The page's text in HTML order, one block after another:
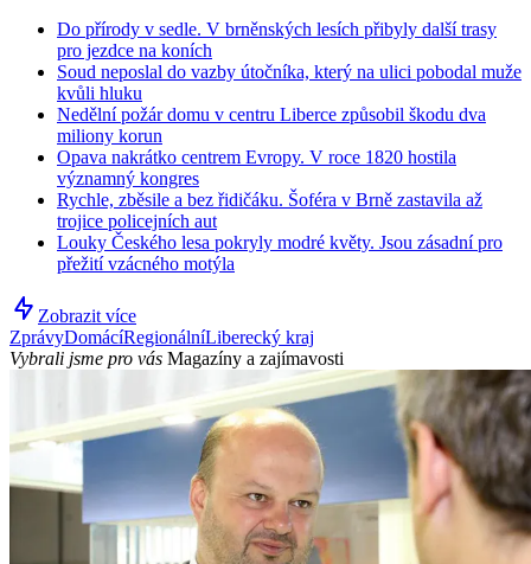
Do přírody v sedle. V brněnských lesích přibyly další trasy
pro jezdce na koních
Soud neposlal do vazby útočníka, který na ulici pobodal muže
kvůli hluku
Nedělní požár domu v centru Liberce způsobil škodu dva
miliony korun
Opava nakrátko centrem Evropy. V roce 1820 hostila
významný kongres
Rychle, zběsile a bez řidičáku. Šoféra v Brně zastavila až
trojice policejních aut
Louky Českého lesa pokryly modré květy. Jsou zásadní pro
přežití vzácného motýla
Zobrazit více
ZprávyDomácíRegionálníLiberecký kraj
Vybrali jsme pro vás Magazíny a zajímavosti